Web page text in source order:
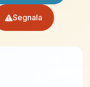
Segnala